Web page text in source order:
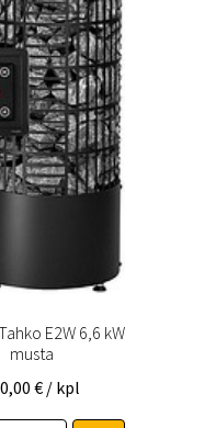
E2W 6,6 kW
musta
€ / kpl